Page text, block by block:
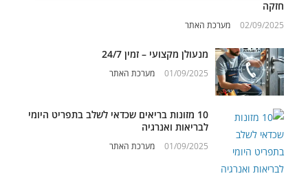
חזקה
02/09/2025 מערכת האתר
מנעולן מקצועי – זמין 24/7
01/09/2025 מערכת האתר
10 מזונות בריאים שכדאי לשלב בתפריט היומי
לבריאות ואנרגיה
01/09/2025 מערכת האתר